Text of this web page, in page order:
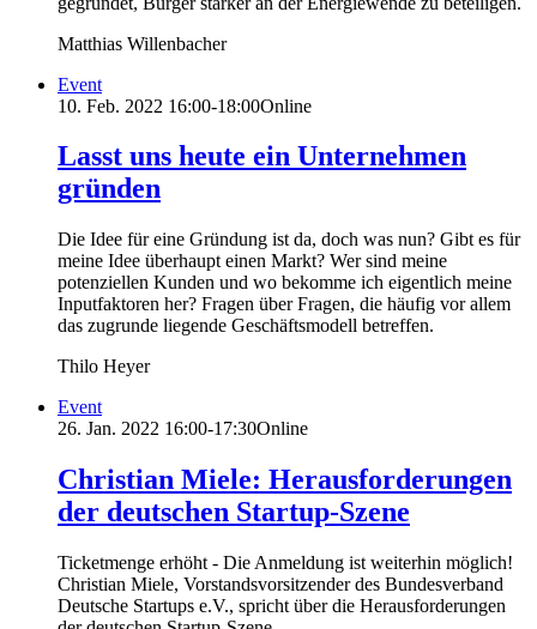
Matthias Willenbacher
Event
10. Feb. 2022 16:00-18:00Online
Lasst uns heute ein Unternehmen
gründen
Die Idee für eine Gründung ist da, doch was nun? Gibt es für
meine Idee überhaupt einen Markt? Wer sind meine
potenziellen Kunden und wo bekomme ich eigentlich meine
Inputfaktoren her? Fragen über Fragen, die häufig vor allem
das zugrunde liegende Geschäftsmodell betreffen.
Thilo Heyer
Event
26. Jan. 2022 16:00-17:30Online
Christian Miele: Herausforderungen
der deutschen Startup-Szene
Ticketmenge erhöht - Die Anmeldung ist weiterhin möglich!
Christian Miele, Vorstandsvorsitzender des Bundesverband
Deutsche Startups e.V., spricht über die Herausforderungen